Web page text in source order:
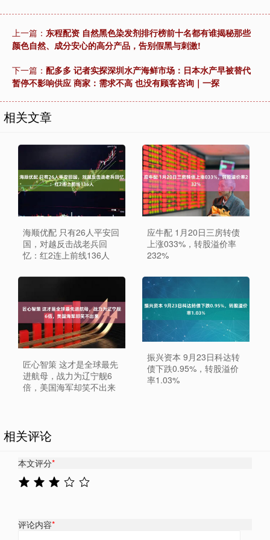
上一篇： 东程配资 自然黑色染发剂排行榜前十名都有谁揭秘那些
颜色自然、成分安心的高分产品，告别假黑与刺激!
下一篇： 配多多 记者实探深圳水产海鲜市场：日本水产早被替代
暂停不影响供应 商家：需求不高 也没有顾客咨询｜一探
相关文章
海顺优配 只有26人平安回
国，对越反击战老兵回
忆：红2连上前线136人
应牛配 1月20日三房转债
上涨033%，转股溢价率
232%
匠心智策 这才是全球最先
进航母，战力为辽宁舰6
倍，美国海军却笑不出来
振兴资本 9月23日科达转
债下跌0.95%，转股溢价
率1.03%
相关评论
本文评分*
评论内容*